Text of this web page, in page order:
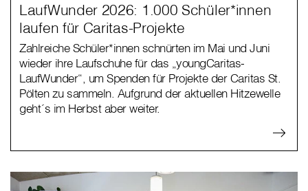
LaufWunder 2026: 1.000 Schüler*innen
laufen für Caritas-Projekte
Zahlreiche Schüler*innen schnürten im Mai und Juni
wieder ihre Laufschuhe für das „youngCaritas-
LaufWunder“, um Spenden für Projekte der Caritas St.
Pölten zu sammeln. Aufgrund der aktuellen Hitzewelle
geht´s im Herbst aber weiter.